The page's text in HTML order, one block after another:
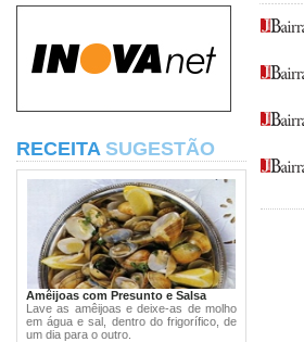
RECEITA SUGESTÃO
Amêijoas com Presunto e Salsa
Lave as amêijoas e deixe-as de molho
em água e sal, dentro do frigorífico, de
um dia para o outro.